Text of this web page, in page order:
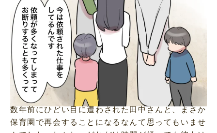
数年前にひどい目に遭わされた田中さんと、まさか
保育園で再会することになるなんて思ってもいませ